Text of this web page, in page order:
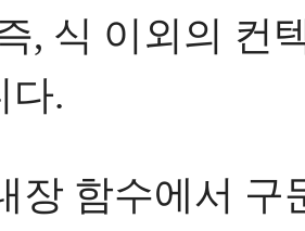
, 식 이외의 컨
다.
장 함수에서 구